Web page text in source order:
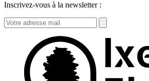
Inscrivez-vous à la newsletter :